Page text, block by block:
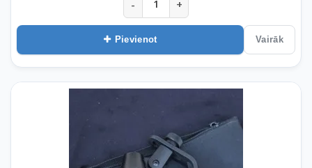
- +
Pievienot Vairāk